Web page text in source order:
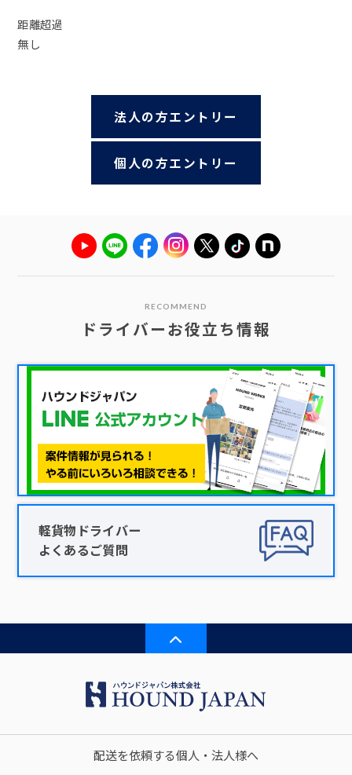
距離超過
無し
法人の方エントリー
個人の方エントリー
RECOMMEND
ドライバーお役立ち情報
軽貨物ドライバー
よくあるご質問
配送を依頼する個人・法人様へ